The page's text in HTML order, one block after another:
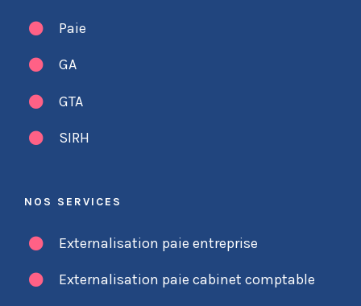
Paie
GA
GTA
SIRH
NOS SERVICES
Externalisation paie entreprise
Externalisation paie cabinet comptable